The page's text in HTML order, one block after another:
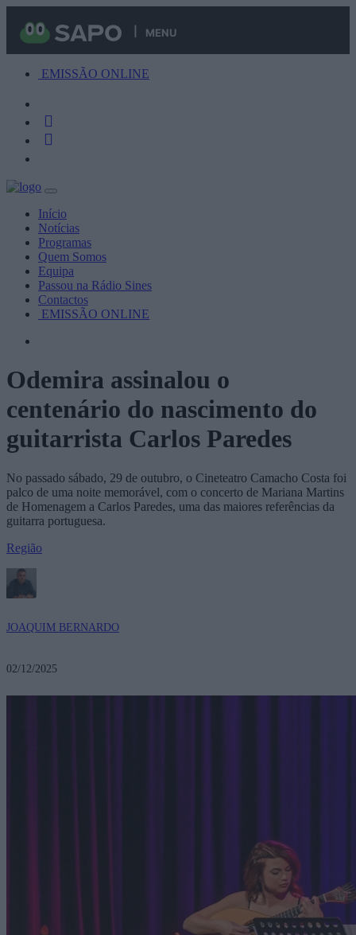
MENU
EMISSÃO ONLINE
Início
Notícias
Programas
Quem Somos
Equipa
Passou na Rádio Sines
Contactos
EMISSÃO ONLINE
Odemira assinalou o
centenário do nascimento do
guitarrista Carlos Paredes
No passado sábado, 29 de outubro, o Cineteatro Camacho Costa foi
palco de uma noite memorável, com o concerto de Mariana Martins
de Homenagem a Carlos Paredes, uma das maiores referências da
guitarra portuguesa.
Região
JOAQUIM BERNARDO
02/12/2025